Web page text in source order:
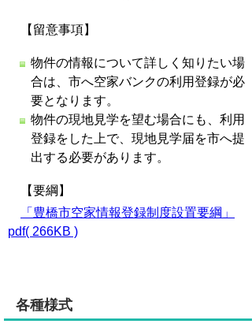
【留意事項】
物件の情報について詳しく知りたい場
合は、市へ空家バンクの利用登録が必
要となります。
物件の現地見学を望む場合にも、利用
登録をした上で、現地見学届を市へ提
出する必要があります。
【要綱】
「豊橋市空家情報登録制度設置要綱」
pdf( 266KB )
各種様式